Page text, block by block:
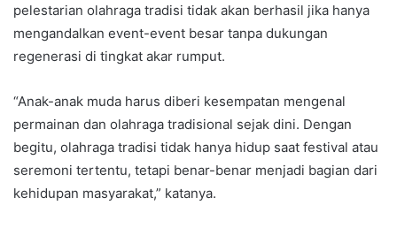
pelestarian olahraga tradisi tidak akan berhasil jika hanya
mengandalkan event-event besar tanpa dukungan
regenerasi di tingkat akar rumput.
“Anak-anak muda harus diberi kesempatan mengenal
permainan dan olahraga tradisional sejak dini. Dengan
begitu, olahraga tradisi tidak hanya hidup saat festival atau
seremoni tertentu, tetapi benar-benar menjadi bagian dari
kehidupan masyarakat,” katanya.